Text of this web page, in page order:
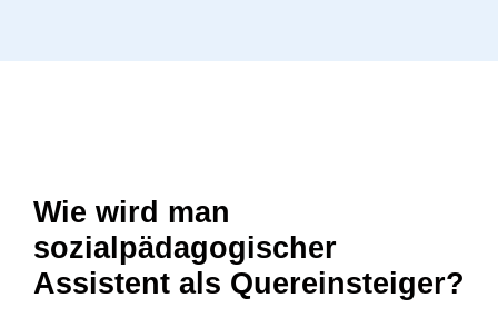
Wie wird man
sozialpädagogischer
Assistent als Quereinsteiger?